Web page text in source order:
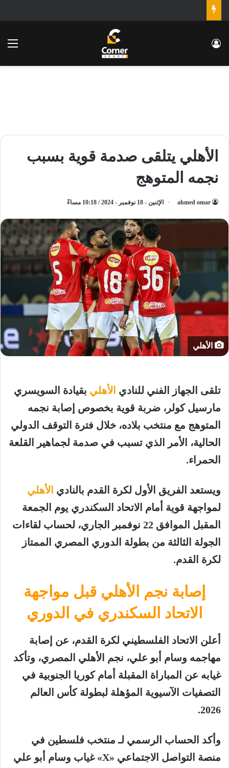
تسجيل الدخول
الأهلي يتلقى صدمة قوية بسبب
نجمه المتوهج
ahmed omar الإثنين - 18 نوفمبر - 2024 / 10:18 مساءً
الأهلي
تلقى الجهاز الفني للنادي الأهلي بقيادة السويسري
مارسيل كولر، ضربة قوية بخصوص إصابة نجمه
المتوهج مع منتخب بلاده، خلال فترة التوقف الدولي
الحالية، الأمر الذي تسبب في صدمة لجماهير القلعة
الحمراء.
ويستعد الفريق الأول لكرة القدم بالنادي الأهلي
لمواجهة قوية أمام الاتحاد السكندري يوم الجمعة
المقبل الموافق 22 نوفمبر الجاري، لحساب لقاءات
الجولة الثالثة من بطولة الدوري المصري الممتاز
لكرة القدم.
إصابة نجم الأهلي قبل مواجهة
الاتحاد السكندري في الدوري
أعلن الاتحاد الفلسطيني لكرة القدم، عن إصابة
مهاجمه وسام أبو علي، نجم الأهلي المصري، وتأكد
غيابه عن المباراة المقبلة أمام كوريا الجنوبية في
التصفيات الآسيوية المؤهلة لبطولةكأس العالم
2026
.
وأكد الحساب الرسمي لـ منتخب فلسطين في
منصة التواصل الاجتماعي «X» غياب وسام أبو علي